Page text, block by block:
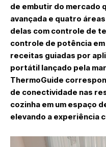
de embutir do mercado
avançada e quatro
delas com controle de
controle de potência
receitas guiadas por
portátil lançado pela
ThermoGuide
de conectividade nas
cozinha em um espaço
elevando a experiência